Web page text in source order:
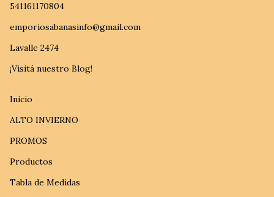
541161170804
emporiosabanasinfo@gmail.com
Lavalle 2474
¡Visitá nuestro Blog!
Inicio
ALTO INVIERNO
PROMOS
Productos
Tabla de Medidas